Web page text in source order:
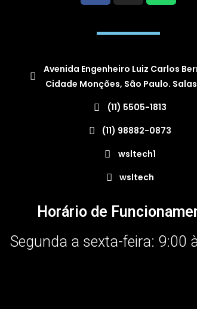
Avenida Engenheiro Luiz Carlos
Cidade Monções, São Paulo. Salas
(11) 5505-1813
(11) 98882-0873
wsltech1
wsltech
Horário de
Segunda a sexta-feira: 9:00